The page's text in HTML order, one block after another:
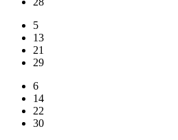
5
13
21
29
6
14
22
30